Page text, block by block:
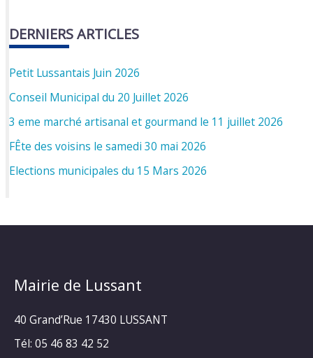
DERNIERS ARTICLES
Petit Lussantais Juin 2026
Conseil Municipal du 20 Juillet 2026
3 eme marché artisanal et gourmand le 11 juillet 2026
FÊte des voisins le samedi 30 mai 2026
Elections municipales du 15 Mars 2026
Mairie de Lussant
40 Grand’Rue 17430 LUSSANT
Tél: 05 46 83 42 52